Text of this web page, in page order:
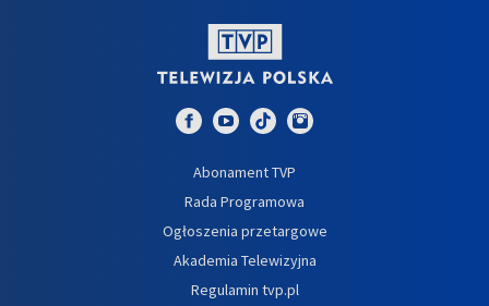
Abonament TVP
Rada Programowa
Ogłoszenia przetargowe
Akademia Telewizyjna
Regulamin tvp.pl